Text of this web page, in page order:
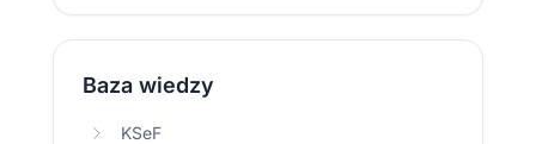
Baza wiedzy
KSeF